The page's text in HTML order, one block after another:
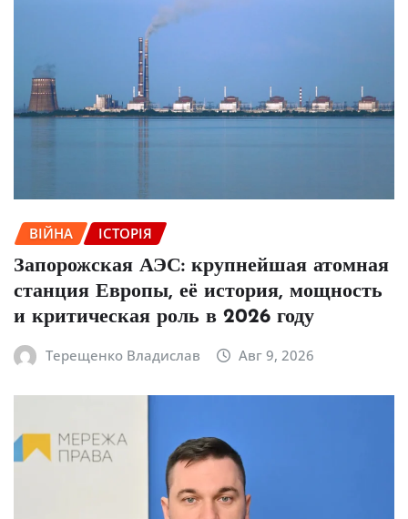
ВІЙНА ІСТОРІЯ
Запорожская АЭС: крупнейшая атомная
станция Европы, её история, мощность
и критическая роль в 2026 году
Терещенко Владислав Авг 9, 2026